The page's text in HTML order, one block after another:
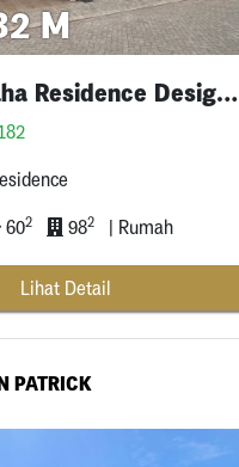
M
Darmo Graha Residence Design Baru Mewah
602 982 | Rumah
Lihat Detail
PATRICK